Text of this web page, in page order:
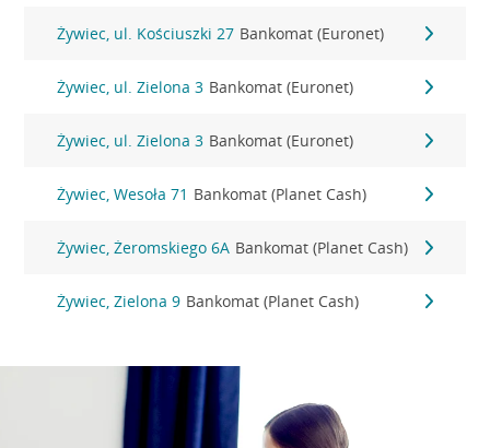
Żywiec, ul. Kościuszki 27 Bankomat (Euronet)
Żywiec, ul. Zielona 3 Bankomat (Euronet)
Żywiec, ul. Zielona 3 Bankomat (Euronet)
Żywiec, Wesoła 71 Bankomat (Planet Cash)
Żywiec, Żeromskiego 6A Bankomat (Planet Cash)
Żywiec, Zielona 9 Bankomat (Planet Cash)